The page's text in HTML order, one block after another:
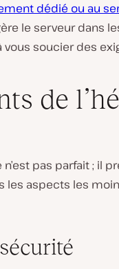
dédié ou au
le serveur dans
vous soucier des
de
pas parfait ; il
les aspects les